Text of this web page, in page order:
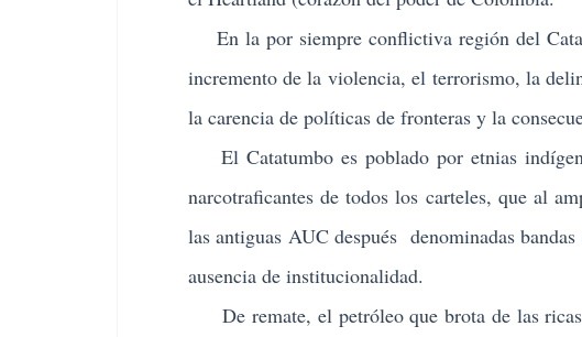
En la por siempre conflictiva región del
incremento de la violencia, el terrorismo, la
la carencia de políticas de fronteras y la
El Catatumbo es poblado por etnias
narcotraficantes de todos los carteles, que al
las antiguas AUC después denominadas
ausencia de institucionalidad.
De remate, el petróleo que brota de las